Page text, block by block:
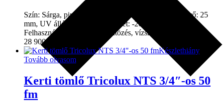
Szín: Sárga, piros csíkkal, fehér belsővel, Belső átmérő: 25
mm, UV álló Üzemi hőmérséklet: -20°C – +60 °C,
Felhasználási terület: kerti öntözés, vízszállítás ...
28 900
Készlethiány
Tovább olvasom
Kerti tömlő Tricolux NTS 3/4″-os 50
fm